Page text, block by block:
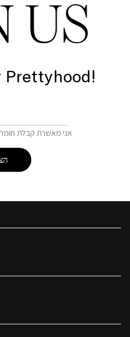
US
Prettyhood!
אני מאשרת קבלת חומר